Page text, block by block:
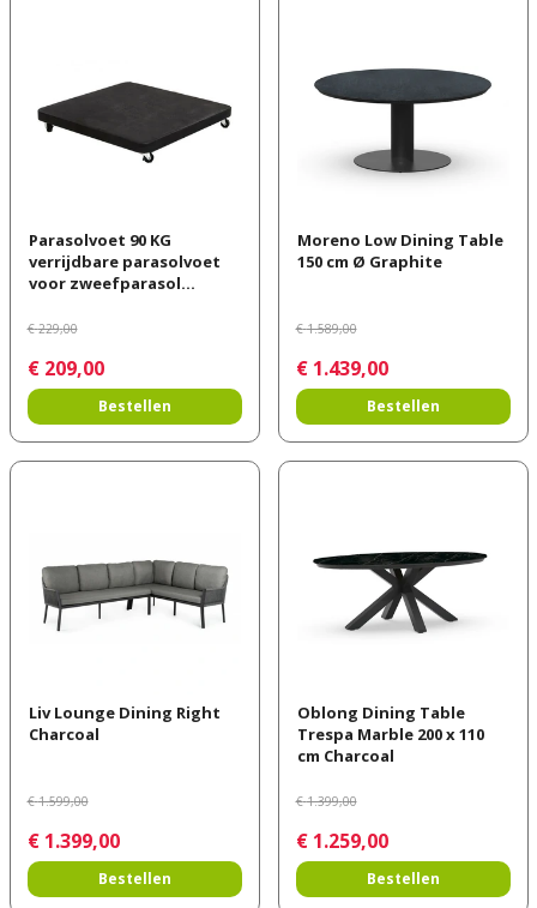
Parasolvoet 90 KG
verrijdbare parasolvoet
voor zweefparasol…
€ 229,00
€ 209,00
Bestellen
Moreno Low Dining Table
150 cm Ø Graphite
€ 1.589,00
€ 1.439,00
Bestellen
Liv Lounge Dining Right
Charcoal
€ 1.599,00
€ 1.399,00
Bestellen
Oblong Dining Table
Trespa Marble 200 x 110
cm Charcoal
€ 1.399,00
€ 1.259,00
Bestellen